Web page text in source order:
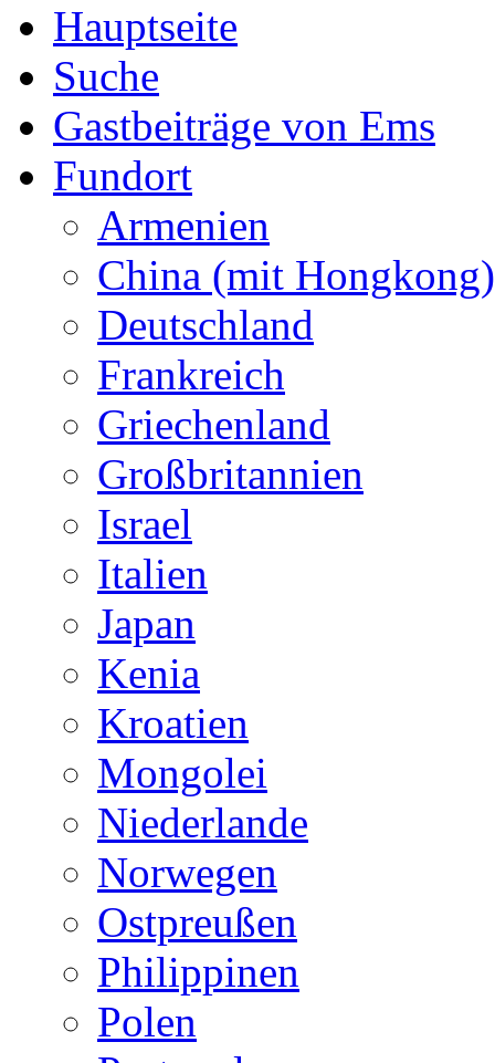
Hauptseite
Suche
Gastbeiträge von Ems
Fundort
Armenien
China (mit Hongkong)
Deutschland
Frankreich
Griechenland
Großbritannien
Israel
Italien
Japan
Kenia
Kroatien
Mongolei
Niederlande
Norwegen
Ostpreußen
Philippinen
Polen